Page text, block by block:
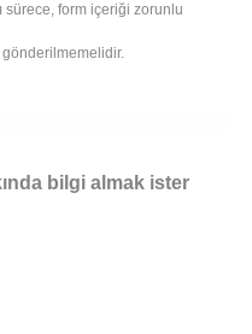
sürece, form içeriği zorunlu
bilgi almak ister